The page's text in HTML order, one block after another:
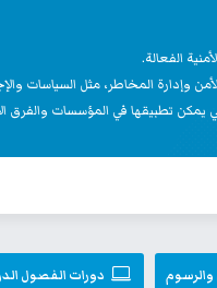
الفعالة.
المخاطر، مثل السياسات
يمكن تطبيقها في المؤسسات والفرق
والرسوم دورات الفصول